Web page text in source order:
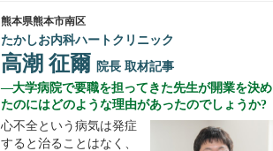
熊本県熊本市南区
たかしお内科ハートクリニック
高潮 征爾 院長 取材記事
大学病院で要職を担ってきた先生が開業を決め
たのにはどのような理由があったのでしょうか?
心不全という病気は発症
すると治ることはなく、